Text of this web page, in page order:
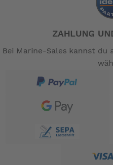
ZAHLUNG
Bei Marine-Sales kannst du